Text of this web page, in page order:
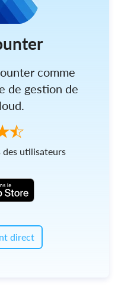
comme
de gestion de
utilisateurs
direct